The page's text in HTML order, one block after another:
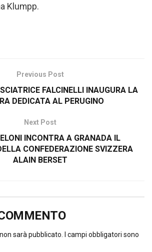
Klumpp.
Previous Post
FALCINELLI INAUGURA LA
DEDICATA AL PERUGINO
Next Post
INCONTRA A GRANADA IL
CONFEDERAZIONE SVIZZERA
ALAIN BERSET
sarà pubblicato.
I campi obbligatori sono